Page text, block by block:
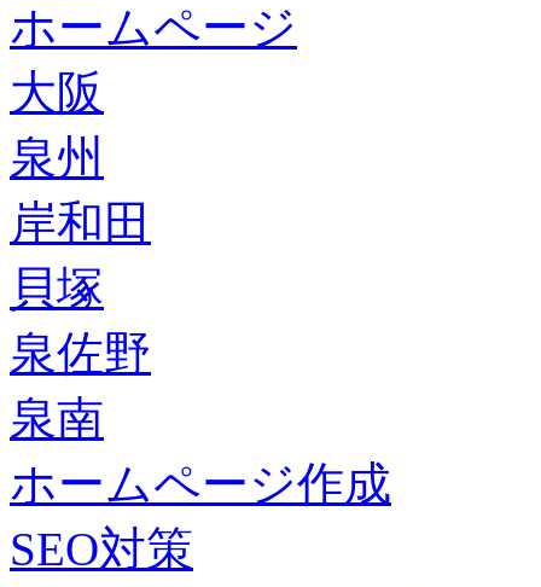
ホームページ
大阪
泉州
岸和田
貝塚
泉佐野
泉南
ホームページ作成
SEO対策